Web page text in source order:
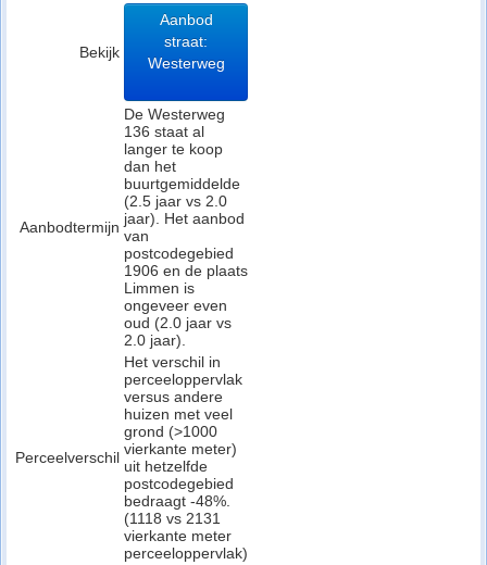
Bekijk
Aanbod
straat:
Westerweg
Aanbodtermijn
De Westerweg
136 staat al
langer te koop
dan het
buurtgemiddelde
(2.5 jaar vs 2.0
jaar). Het aanbod
van
postcodegebied
1906 en de plaats
Limmen is
ongeveer even
oud (2.0 jaar vs
2.0 jaar).
Perceelverschil
Het verschil in
perceeloppervlak
versus andere
huizen met veel
grond (>1000
vierkante meter)
uit hetzelfde
postcodegebied
bedraagt -48%.
(1118 vs 2131
vierkante meter
perceeloppervlak)